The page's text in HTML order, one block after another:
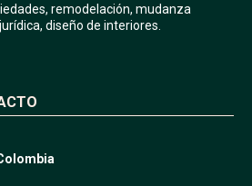
remodelación, mudanza
diseño de interiores.